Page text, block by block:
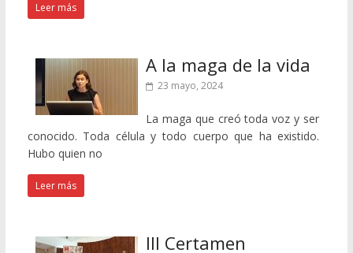
Leer más
A la maga de la vida
23 mayo, 2024
La maga que creó toda voz y ser
conocido. Toda célula y todo cuerpo que ha existido.
Hubo quien no
Leer más
III Certamen